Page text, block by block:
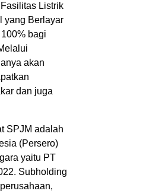
Listrik
yang Berlayar
bagi
akan
dan juga
SPJM adalah
(Persero)
yaitu PT
Subholding